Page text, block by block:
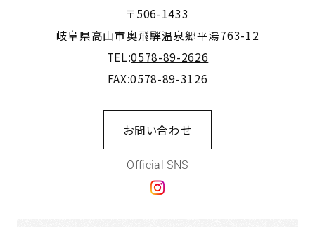
〒506-1433
岐阜県高山市奥飛騨温泉郷平湯763-12
TEL:0578-89-2626
FAX:0578-89-3126
お問い合わせ
Official SNS